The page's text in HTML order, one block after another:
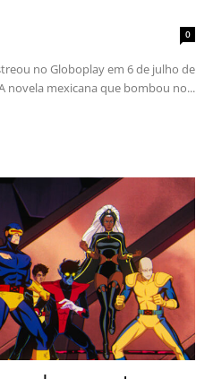
0
no Globoplay em 6 de julho de
novela mexicana que bombou no...